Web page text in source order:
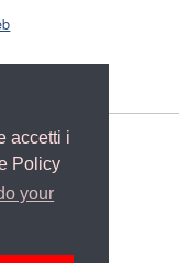
accetti i
Policy
your